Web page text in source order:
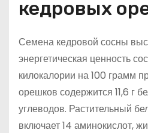
кедровых
Семена кедровой сосны
энергетическая ценность
килокалории на 100 грамм
орешков содержится 11,6 г
углеводов. Растительный
включает 14 аминокислот,